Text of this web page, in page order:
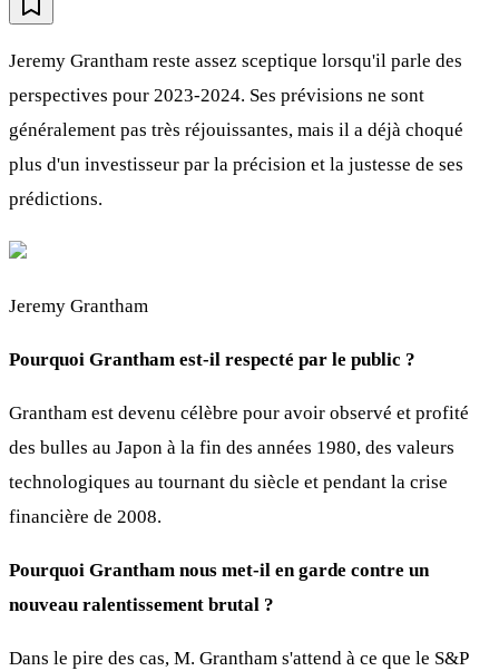
Jeremy Grantham reste assez sceptique lorsqu'il parle des
perspectives pour 2023-2024. Ses prévisions ne sont
généralement pas très réjouissantes, mais il a déjà choqué
plus d'un investisseur par la précision et la justesse de ses
prédictions.
Jeremy Grantham
Pourquoi Grantham est-il respecté par le public ?
Grantham est devenu célèbre pour avoir observé et profité
des bulles au Japon à la fin des années 1980, des valeurs
technologiques au tournant du siècle et pendant la crise
financière de 2008.
Pourquoi Grantham nous met-il en garde contre un
nouveau ralentissement brutal ?
Dans le pire des cas, M. Grantham s'attend à ce que le S&P